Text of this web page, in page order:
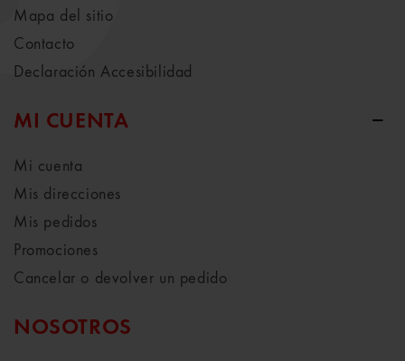
Mapa del sitio
Contacto
Declaración Accesibilidad
MI CUENTA
Mi cuenta
Mis direcciones
Mis pedidos
Promociones
Cancelar o devolver un pedido
NOSOTROS